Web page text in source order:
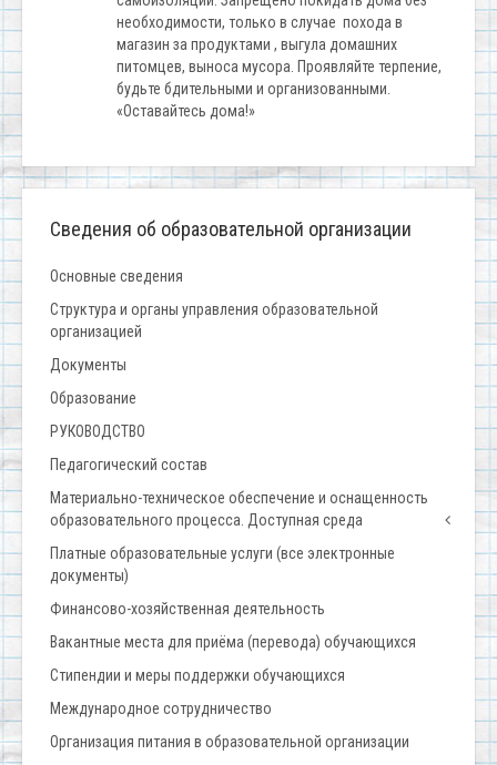
необходимости, только в случае похода в
магазин за продуктами , выгула домашних
питомцев, выноса мусора. Проявляйте терпение,
будьте бдительными и организованными.
«Оставайтесь дома!»
Сведения об образовательной организации
Основные сведения
Структура и органы управления образовательной
организацией
Документы
Образование
РУКОВОДСТВО
Педагогический состав
Материально-техническое обеспечение и оснащенность
образовательного процесса. Доступная среда
Платные образовательные услуги (все электронные
документы)
Финансово-хозяйственная деятельность
Вакантные места для приёма (перевода) обучающихся
Стипендии и меры поддержки обучающихся
Международное сотрудничество
Организация питания в образовательной организации